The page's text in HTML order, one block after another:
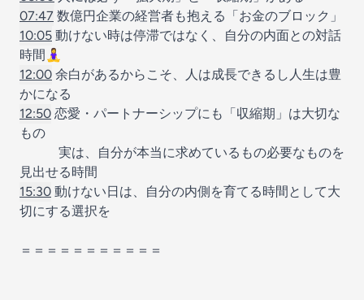
07:47 数億円企業の経営者も抱える「お金のブロック」
10:05 動けない時は停滞ではなく、自分の内面との対話
時間🧘‍♀️
12:00 余白があるからこそ、人は成長できるし人生は豊
かになる
12:50 恋愛・パートナーシップにも「収縮期」は大切な
もの
実は、自分が本当に求めているもの必要なものを
見出せる時間
15:30 動けない日は、自分の内側を育てる時間として大
切にする選択を
＝＝＝＝＝＝＝＝＝＝＝